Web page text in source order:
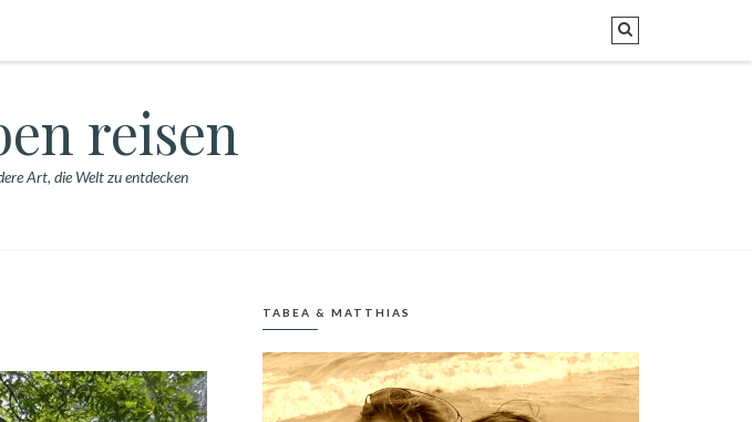
reisen
Art, die Welt zu entdecken
TABEA & MATTHIAS